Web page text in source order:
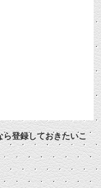
ら登録しておきたいこ